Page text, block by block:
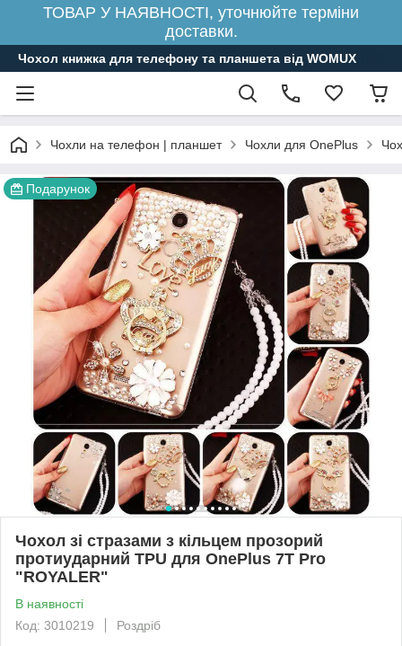
ТОВАР У НАЯВНОСТІ, уточнюйте терміни
доставки.
Чохол книжка для телефону та планшета від WOMUX
Чохли на телефон | планшет Чохли для OnePlus
Подарунок
Чохол зі стразами з кільцем прозорий
протиударний TPU для OnePlus 7T Pro
"ROYALER"
В наявності
Код: 3010219
Роздріб